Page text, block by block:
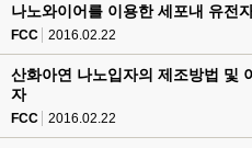
나노와이어를 이용한 세포내 유전
FCC 2016.02.22
산화아연 나노입자의 제조방법 및
자
FCC 2016.02.22